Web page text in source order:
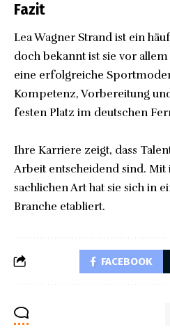
Fazit
Lea Wagner Strand ist ein
doch bekannt ist sie vor allem
eine erfolgreiche
Kompetenz, Vorbereitung
festen Platz im deutschen
Ihre Karriere zeigt, dass
Arbeit entscheidend sind.
sachlichen Art hat sie sich in
Branche etabliert.
FACEBOOK